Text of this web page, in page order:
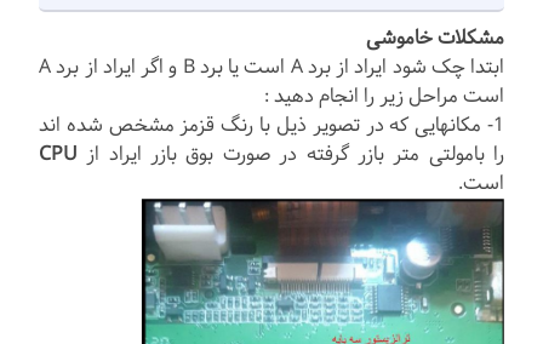
مشکلات خاموشی
ابتدا چک شود ایراد از برد A است یا برد B و اگر ایراد از برد A
است مراحل زیر را انجام دهید :
1- مکانهایی که در تصویر ذیل با رنگ قزمز مشخص شده اند
را بامولتی متر بازر گرفته در صورت بوق بازر ایراد از CPU
است.